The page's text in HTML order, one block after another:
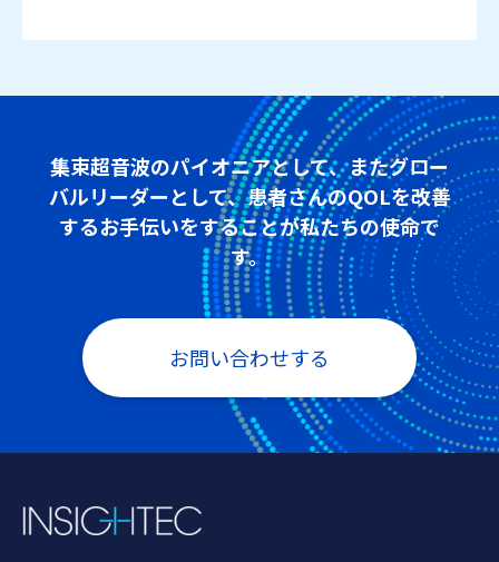
集束超音波のパイオニアとして、またグロー
バルリーダーとして、患者さんのQOLを改善
するお手伝いをすることが私たちの使命で
す。
お問い合わせする